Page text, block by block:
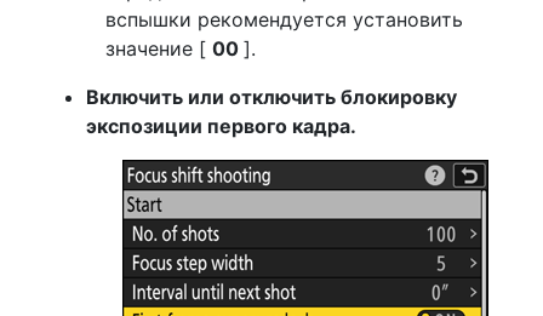
вспышки рекомендуется установить
значение [ 00 ].
Включить или отключить блокировку
экспозиции первого кадра.